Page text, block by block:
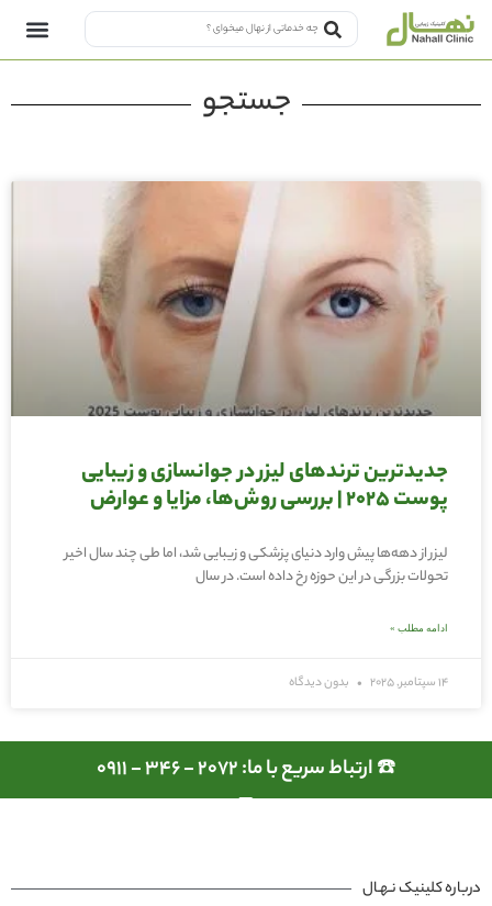
جستجو
جدیدترین ترندهای لیزر در جوانسازی و زیبایی
پوست ۲۰۲۵ | بررسی روش‌ها، مزایا و عوارض
لیزر از دهه‌ها پیش وارد دنیای پزشکی و زیبایی شد، اما طی چند سال اخیر
تحولات بزرگی در این حوزه رخ داده است. در سال
ادامه مطلب »
14 سپتامبر, 2025 بدون دیدگاه
☎️ ارتباط سریع با ما: 2072 - 346 - 0911
درباره کلینیک نـهـال